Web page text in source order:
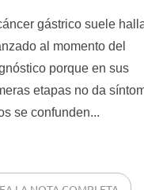
gástrico suele
al momento del
porque en sus
etapas no da
se confunden...